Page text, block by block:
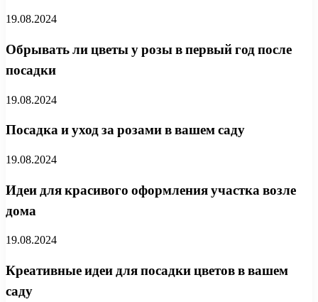
19.08.2024
Обрывать ли цветы у розы в первый год после
посадки
19.08.2024
Посадка и уход за розами в вашем саду
19.08.2024
Идеи для красивого оформления участка возле
дома
19.08.2024
Креативные идеи для посадки цветов в вашем
саду